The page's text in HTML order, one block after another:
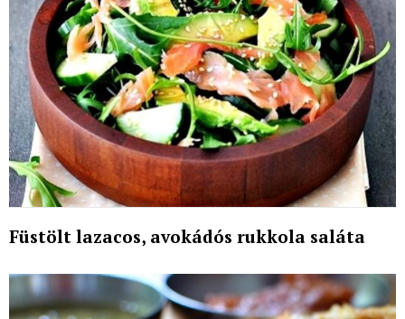
Füstölt lazacos, avokádós rukkola saláta